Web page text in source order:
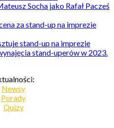
Socha jako Rafał Pacześ
stand-up na imprezie
stand-uperów w 2023.
Newsy
Porady
Quizy